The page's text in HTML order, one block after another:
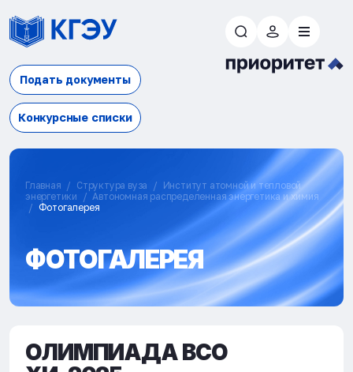
Подать документы
Конкурсные списки
Главная Структура вуза
Институт атомной и тепловой
энергетики
Автономная распределенная энергетика и химия
Фотогалерея
ФОТОГАЛЕРЕЯ
ОЛИМПИАДА ВСО